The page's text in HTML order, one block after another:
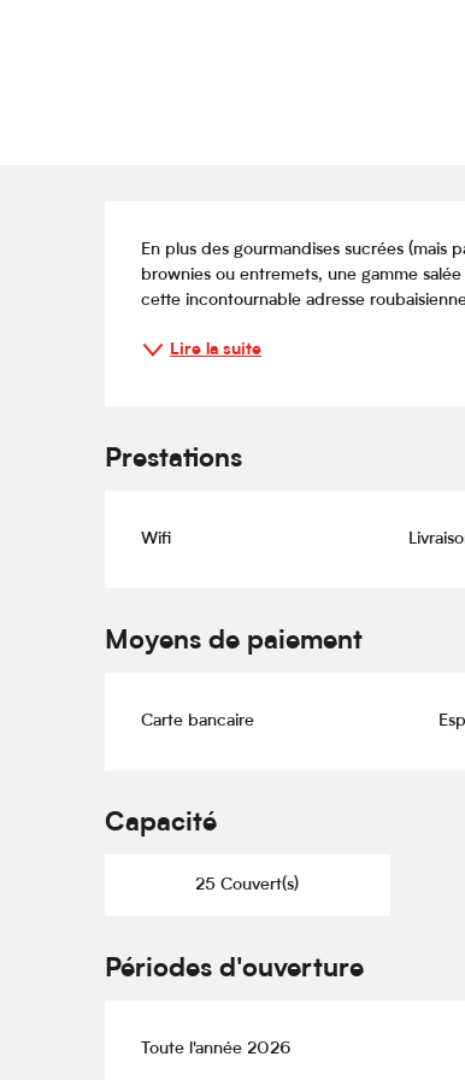
Description
En plus des gourmandises sucrées
brownies ou entremets, une gamme
cette incontournable adresse
Lire la suite
Prestations
Wifi
Moyens de paiement
Carte bancaire
Capacité
25 Couvert(s)
Périodes d'ouverture
Toute l'année 2026